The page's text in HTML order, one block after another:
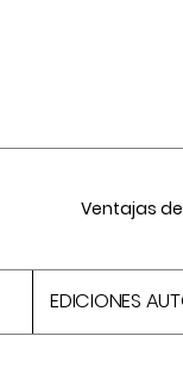
Ventajas
EDICIONES